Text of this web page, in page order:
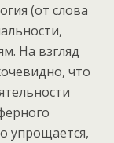
(от слова
На взгляд
что
упрощается,